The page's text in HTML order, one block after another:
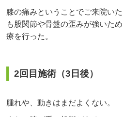
膝の痛みということでご来院い
も股関節や骨盤の歪みが強いた
療を行った。
2回目施術（3日後）
腫れや、動きはまだよくない。